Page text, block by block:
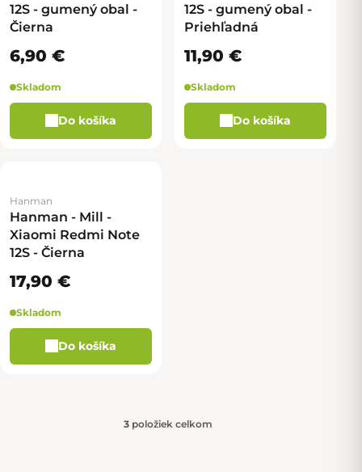
12S - gumený obal -
Čierna
6,90 €
Skladom
Do košíka
12S - gumený obal -
Priehľadná
11,90 €
Skladom
Do košíka
Hanman
Hanman - Mill -
Xiaomi Redmi Note
12S - Čierna
17,90 €
Skladom
Do košíka
3 položiek celkom